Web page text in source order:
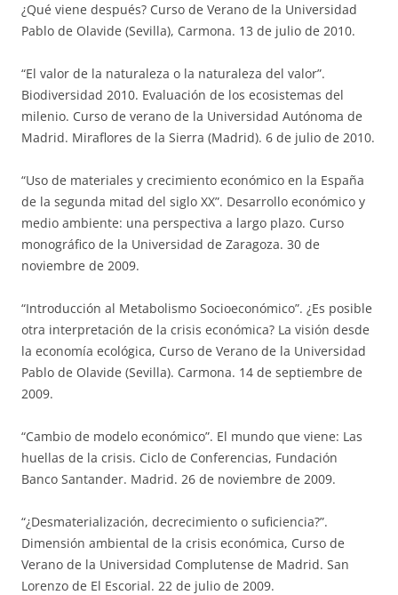
¿Qué viene después? Curso de Verano de la Universidad
Pablo de Olavide (Sevilla), Carmona. 13 de julio de 2010.
“El valor de la naturaleza o la naturaleza del valor”.
Biodiversidad 2010. Evaluación de los ecosistemas del
milenio. Curso de verano de la Universidad Autónoma de
Madrid. Miraflores de la Sierra (Madrid). 6 de julio de 2010.
“Uso de materiales y crecimiento económico en la España
de la segunda mitad del siglo XX”. Desarrollo económico y
medio ambiente: una perspectiva a largo plazo. Curso
monográfico de la Universidad de Zaragoza. 30 de
noviembre de 2009.
“Introducción al Metabolismo Socioeconómico”. ¿Es posible
otra interpretación de la crisis económica? La visión desde
la economía ecológica, Curso de Verano de la Universidad
Pablo de Olavide (Sevilla). Carmona. 14 de septiembre de
2009.
“Cambio de modelo económico”. El mundo que viene: Las
huellas de la crisis. Ciclo de Conferencias, Fundación
Banco Santander. Madrid. 26 de noviembre de 2009.
“¿Desmaterialización, decrecimiento o suficiencia?”.
Dimensión ambiental de la crisis económica, Curso de
Verano de la Universidad Complutense de Madrid. San
Lorenzo de El Escorial. 22 de julio de 2009.